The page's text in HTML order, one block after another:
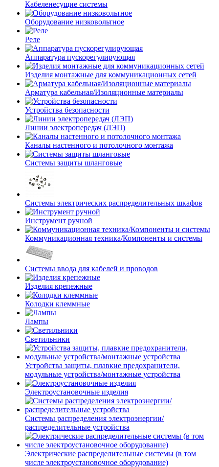
Кабеленесущие системы
Оборудование низковольтное
Реле
Аппаратура пускорегулирующая
Изделия монтажные для коммуникационных сетей
Арматура кабельная/Изоляционные материалы
Устройства безопасности
Линии электропередач (ЛЭП)
Каналы настенного и потолочного монтажа
Системы защиты шланговые
Системы электрических распределительных шкафов
Инструмент ручной
Коммуникационная техника/Компоненты и системы
Системы ввода для кабелей и проводов
Изделия крепежные
Колодки клеммные
Лампы
Светильники
Устройства защиты, плавкие предохранители,
модульные устройства/монтажные устройства
Электроустановочные изделия
Системы распределения электроэнергии/
распределительные устройства
Электрические распределительные системы (в том
числе электроустановочное оборудование)